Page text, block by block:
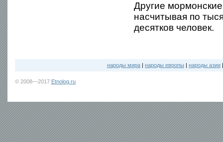
Другие
насчитывая по
десятков человек.
народы мира | народы европы | народы азии
© 2008—2017 Etnolog.ru